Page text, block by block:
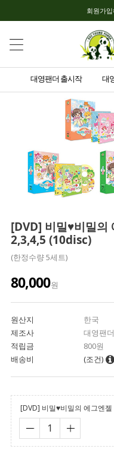
회원가
대영팬더 출시작 대
[DVD] 비밀♥비밀의
2,3,4,5 (10disc)
(한정수량 5세트)
80,000원
원산지
한국
제조사
대영팬더
적립금
800원
배송비
(조건)
[DVD] 비밀♥비밀의 에그엔